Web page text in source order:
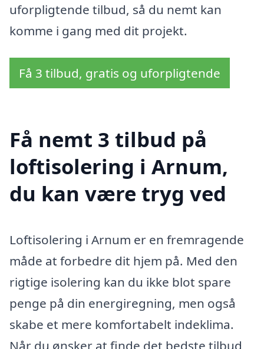
uforpligtende tilbud, så du nemt kan
komme i gang med dit projekt.
Få 3 tilbud, gratis og uforpligtende
Få nemt 3 tilbud på
loftisolering i Arnum,
du kan være tryg ved
Loftisolering i Arnum er en fremragende
måde at forbedre dit hjem på. Med den
rigtige isolering kan du ikke blot spare
penge på din energiregning, men også
skabe et mere komfortabelt indeklima.
Når du ønsker at finde det bedste tilbud